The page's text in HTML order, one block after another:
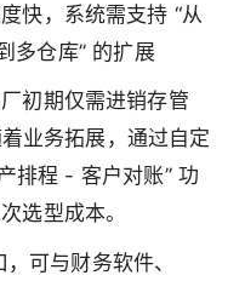
快，系统需支持 “从
多仓库” 的扩展
初期仅需进销存管
业务拓展，通过自定
排程 - 客户对账” 功
选型成本。
可与财务软件、